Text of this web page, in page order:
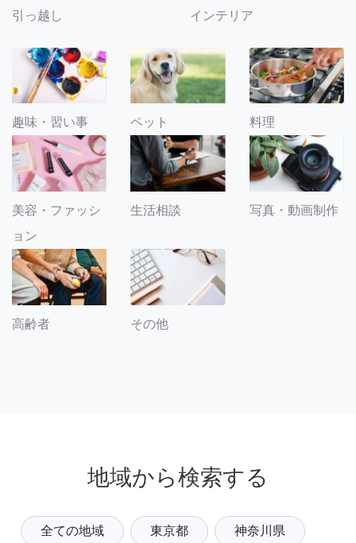
引っ越し インテリア
趣味・習い事 ペット 料理
美容・ファッシ
ョン
生活相談 写真・動画制作
高齢者 その他
地域から検索する
全ての地域 東京都 神奈川県